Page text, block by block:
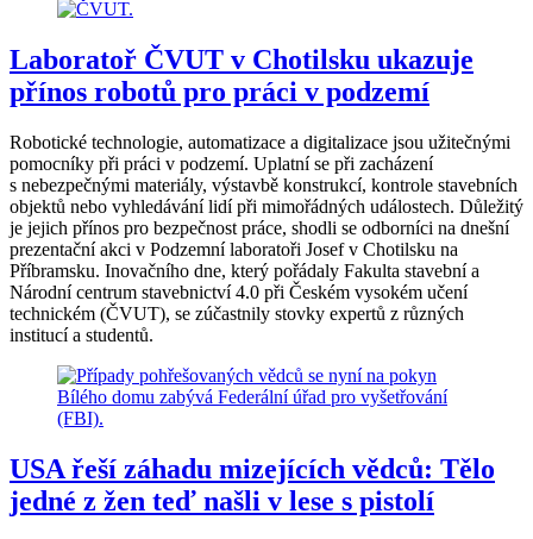
Laboratoř ČVUT v Chotilsku ukazuje
přínos robotů pro práci v podzemí
Robotické technologie, automatizace a digitalizace jsou užitečnými
pomocníky při práci v podzemí. Uplatní se při zacházení
s nebezpečnými materiály, výstavbě konstrukcí, kontrole stavebních
objektů nebo vyhledávání lidí při mimořádných událostech. Důležitý
je jejich přínos pro bezpečnost práce, shodli se odborníci na dnešní
prezentační akci v Podzemní laboratoři Josef v Chotilsku na
Příbramsku. Inovačního dne, který pořádaly Fakulta stavební a
Národní centrum stavebnictví 4.0 při Českém vysokém učení
technickém (ČVUT), se zúčastnily stovky expertů z různých
institucí a studentů.
USA řeší záhadu mizejících vědců: Tělo
jedné z žen teď našli v lese s pistolí